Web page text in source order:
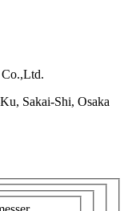
Sakai-Shi, Osaka